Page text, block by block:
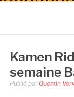
Kamen
semaine
Publié par Quentin